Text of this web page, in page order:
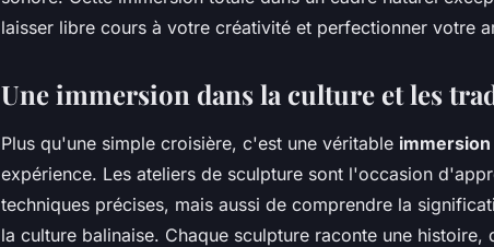
laisser libre cours à votre créativité et perfectionner votre
Une immersion dans la culture et les
Plus qu'une simple croisière, c'est une véritable
expérience. Les ateliers de sculpture sont l'occasion
techniques précises, mais aussi de comprendre la
la culture balinaise. Chaque sculpture raconte une